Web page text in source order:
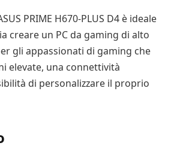
PRIME H670-PLUS D4 è ideale
creare un PC da gaming di alto
gli appassionati di gaming che
elevate, una connettività
di personalizzare il proprio